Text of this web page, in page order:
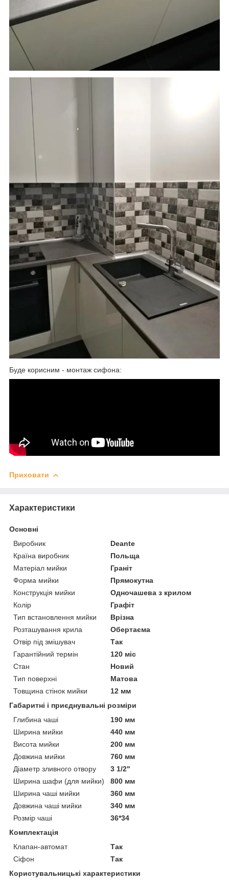
Буде корисним - монтаж сифона:
Приховати
Характеристики
Основні
Виробник
Deante
Країна виробник
Польща
Матеріал мийки
Граніт
Форма мийки
Прямокутна
Конструкція мийки
Одночашева з крилом
Колір
Графіт
Тип встановлення мийки
Врізна
Розташування крила
Обертаєма
Отвір під змішувач
Так
Гарантійний термін
120 міс
Стан
Новий
Тип поверхні
Матова
Товщина стінок мийки
12 мм
Габаритні і приєднувальні розміри
Глибина чаші
190 мм
Ширина мийки
440 мм
Висота мийки
200 мм
Довжина мийки
760 мм
Діаметр зливного отвору
3 1/2"
Ширина шафи (для мийки)
800 мм
Ширина чаші мийки
360 мм
Довжина чаші мийки
340 мм
Розмір чаші
36*34
Комплектація
Клапан-автомат
Так
Сіфон
Так
Користувальницькі характеристики